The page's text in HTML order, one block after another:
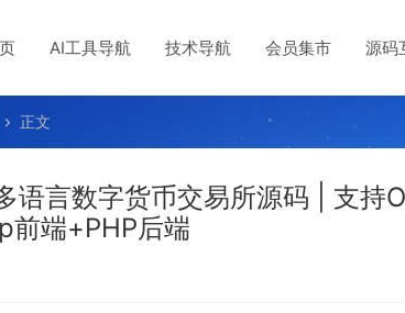
AI工具导航 技术导航 会员集市 源码
正文
语言数字货币交易所源码 | 支持
前端+PHP后端